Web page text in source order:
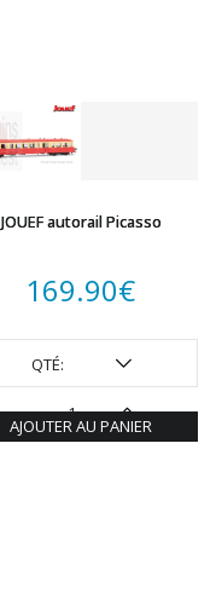
JOUEF autorail Picasso
169.90€
QTÉ:
AJOUTER AU PANIER